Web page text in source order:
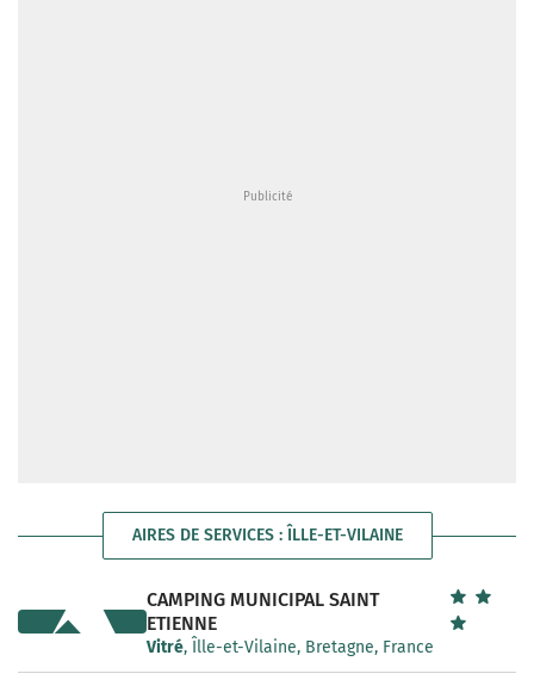
AIRES DE SERVICES : ÎLLE-ET-VILAINE
CAMPING MUNICIPAL SAINT
ETIENNE
Vitré, Îlle-et-Vilaine, Bretagne, France